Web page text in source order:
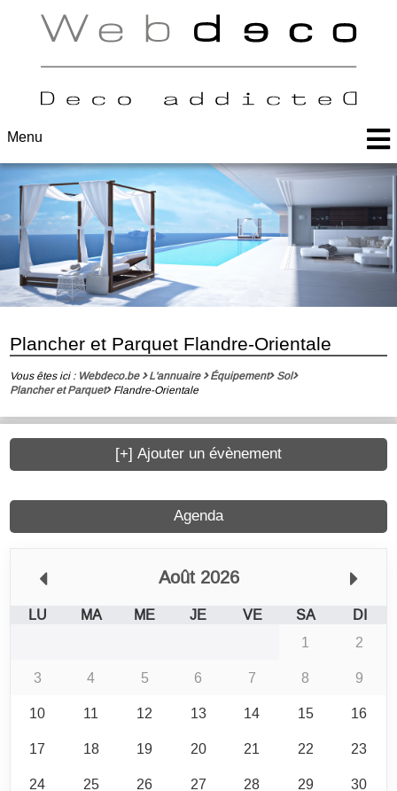
Menu
Plancher et Parquet Flandre-Orientale
Vous êtes ici : Webdeco.be L'annuaire Équipement
Sol
Plancher et Parquet
Flandre-Orientale
Agenda
Août 2026
LU MA ME JE VE SA
DI
1
2
3
4 5 6 7 8
9
10
11 12 13 14 15
16
17
18 19 20 21 22
23
24
25 26 27 28 29
30
[+] Ajouter un évènement